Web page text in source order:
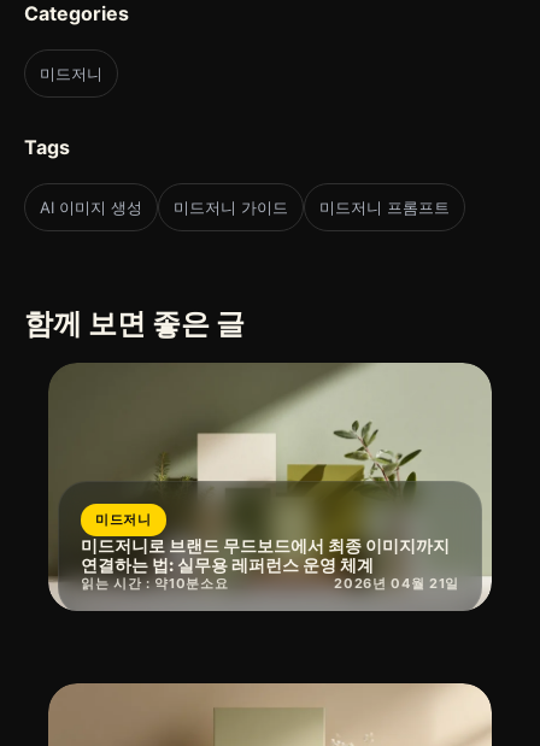
Categories
미드저니
Tags
AI 이미지 생성 미드저니 가이드 미드저니 프롬프트
함께 보면 좋은 글
미드저니
미드저니로 브랜드 무드보드에서 최종 이미지까지
연결하는 법: 실무용 레퍼런스 운영 체계
읽는 시간 : 약10분소요 2026년 04월 21일